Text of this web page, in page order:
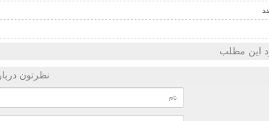
این مطلب
نظرتون